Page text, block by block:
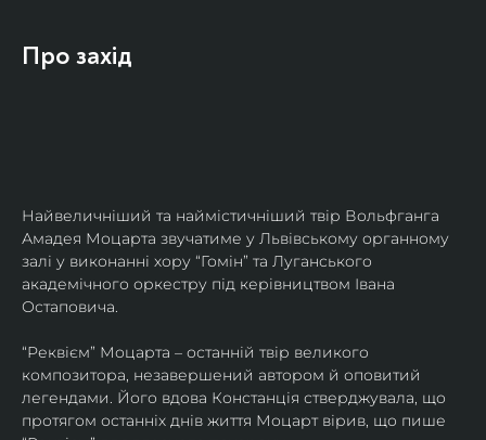
Про захід
Найвеличніший та наймістичніший твір Вольфганга
Амадея Моцарта звучатиме у Львівському органному
залі у виконанні хору “Гомін” та Луганського
академічного оркестру під керівництвом Івана
Остаповича.
“Реквієм” Моцарта – останній твір великого
композитора, незавершений автором й оповитий
легендами. Його вдова Констанція стверджувала, що
протягом останніх днів життя Моцарт вірив, що пише